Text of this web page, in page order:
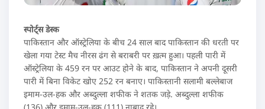
स्पोर्ट्स डेस्क
पाकिस्तान और ऑस्ट्रेलिया के बीच 24 साल बाद पाकिस्तान की धरती पर
खेला गया टेस्ट मैच नीरस ढंग से बराबरी पर ख़त्म हुआ। पहली पारी में
ऑस्ट्रेलिया के 459 रन पर आउट होने के बाद, पाकिस्तान ने अपनी दूसरी
पारी में बिना विकेट खोए 252 रन बनाए। पाकिस्तानी सलामी बल्लेबाज
इमाम-उल-हक और अब्दुल्ला शफीक ने शतक जड़े. अब्दुल्ला शफीक